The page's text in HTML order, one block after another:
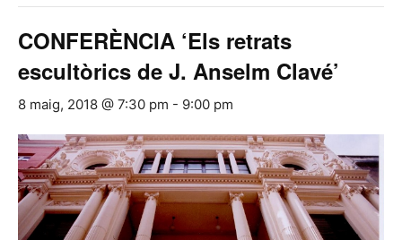
CONFERÈNCIA ‘Els retrats
escultòrics de J. Anselm Clavé’
8 maig, 2018 @ 7:30 pm - 9:00 pm